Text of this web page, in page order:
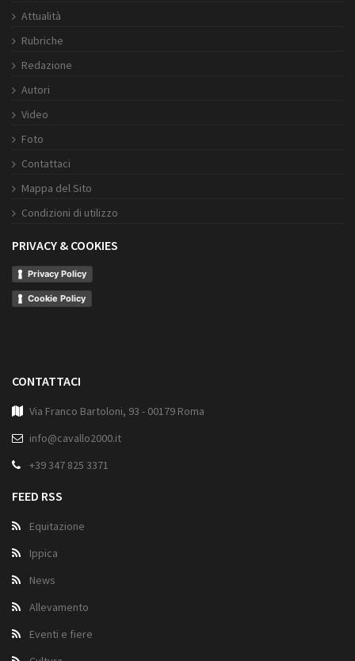
Attualità
Rubriche
Redazione
Autori
Video
Foto
Contattaci
Mappa del Sito
Condizioni di utilizzo
PRIVACY & COOKIES
Privacy Policy
Cookie Policy
CONTATTACI
Via Franco Bartoloni, 93 - 00179 Roma
info@cavallo2000.it
+39 347 825 3371
FEED RSS
Equitazione
Ippica
News
Allevamento
Eventi e fiere